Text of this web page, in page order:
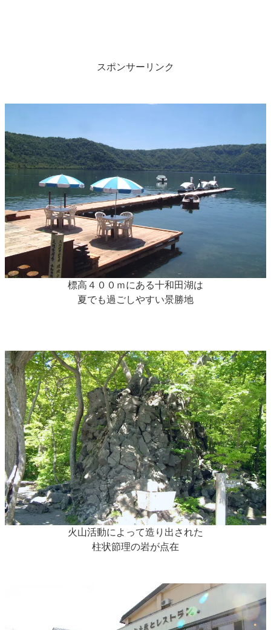
スポンサーリンク
標高４００ｍにある十和田湖は
夏でも過ごしやすい景勝地
火山活動によって造り出された
柱状節理の岩が点在